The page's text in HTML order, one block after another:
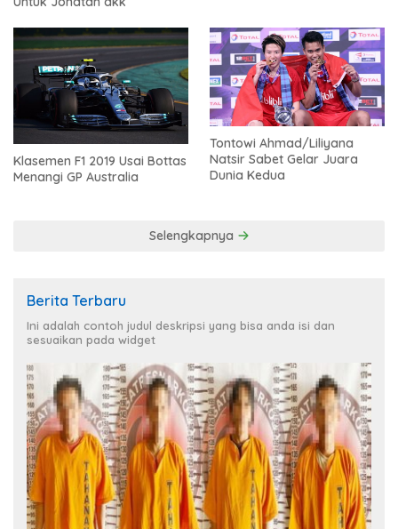
Klasemen F1 2019 Usai Bottas
Menangi GP Australia
Tontowi Ahmad/Liliyana
Natsir Sabet Gelar Juara
Dunia Kedua
Selengkapnya
Berita Terbaru
Ini adalah contoh judul deskripsi yang bisa anda isi dan
sesuaikan pada widget